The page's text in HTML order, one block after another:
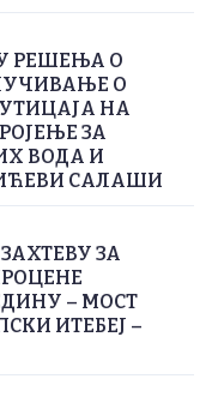
РЕШЕЊА О
О
НА
ЗА
ВОДА И
САЛАШИ
ЗА
– МОСТ
ИТЕБЕЈ –